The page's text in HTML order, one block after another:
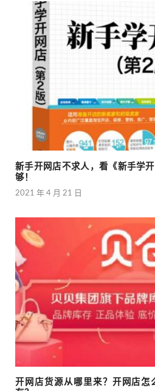
新手开网店不求人，看《新手学
够！
2021 年 4 月 21 日
开网店货源从哪里来？开网店怎